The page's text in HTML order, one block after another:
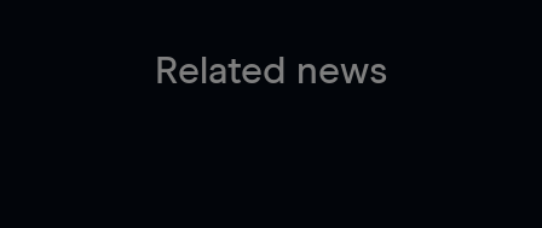
Related news